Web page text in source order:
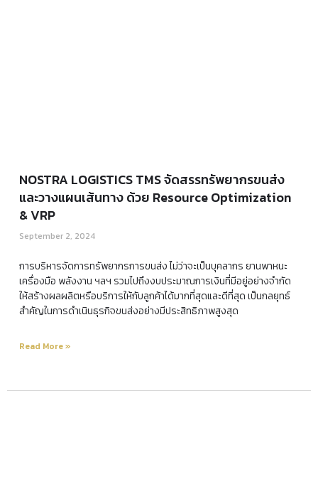
NOSTRA LOGISTICS TMS จัดสรรทรัพยากรขนส่ง
และวางแผนเส้นทาง ด้วย Resource Optimization
& VRP
September 2, 2024
การบริหารจัดการทรัพยากรการขนส่ง ไม่ว่าจะเป็นบุคลากร ยานพาหนะ
เครื่องมือ พลังงาน ฯลฯ รวมไปถึงงบประมาณการเงินที่มีอยู่อย่างจำกัด
ให้สร้างผลผลิตหรือบริการให้กับลูกค้าได้มากที่สุดและดีที่สุด เป็นกลยุทธ์
สำคัญในการดำเนินธุรกิจขนส่งอย่างมีประสิทธิภาพสูงสุด
Read More »